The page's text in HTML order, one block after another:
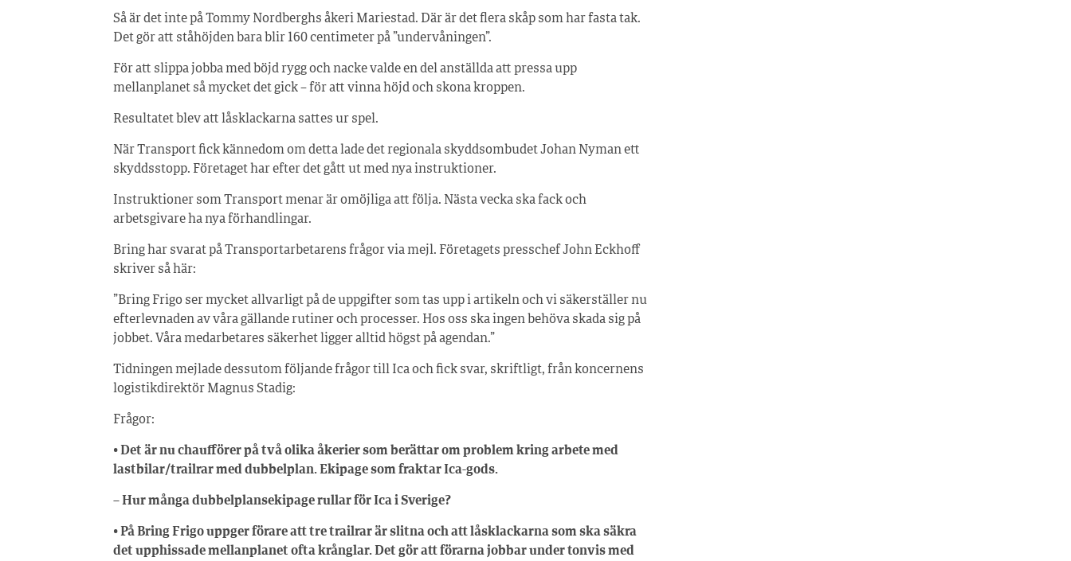
Så är det inte på Tommy Nordberghs åkeri Mariestad. Där är det flera skåp som har fasta tak.
Det gör att ståhöjden bara blir 160 centimeter på ”undervåningen”.
För att slippa jobba med böjd rygg och nacke valde en del anställda att pressa upp
mellanplanet så mycket det gick – för att vinna höjd och skona kroppen.
Resultatet blev att låsklackarna sattes ur spel.
När Transport fick kännedom om detta lade det regionala skyddsombudet Johan Nyman ett
skyddsstopp. Företaget har efter det gått ut med nya instruktioner.
Instruktioner som Transport menar är omöjliga att följa. Nästa vecka ska fack och
arbetsgivare ha nya förhandlingar.
Bring har svarat på Transportarbetarens frågor via mejl. Företagets presschef John Eckhoff
skriver så här:
”Bring Frigo ser mycket allvarligt på de uppgifter som tas upp i artikeln och vi säkerställer nu
efterlevnaden av våra gällande rutiner och processer. Hos oss ska ingen behöva skada sig på
jobbet. Våra medarbetares säkerhet ligger alltid högst på agendan.”
Tidningen mejlade dessutom följande frågor till Ica och fick svar, skriftligt, från koncernens
logistikdirektör Magnus Stadig:
Frågor:
• Det är nu chaufförer på två olika åkerier som berättar om problem kring arbete med
lastbilar/trailrar med dubbelplan. Ekipage som fraktar Ica-gods.
– Hur många dubbelplansekipage rullar för Ica i Sverige?
• På Bring Frigo uppger förare att tre trailrar är slitna och att låsklackarna som ska säkra
det upphissade mellanplanet ofta krånglar. Det gör att förarna jobbar under tonvis med